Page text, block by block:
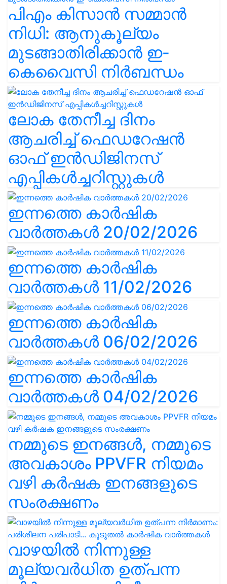
പിഎം കിസാൻ സമ്മാൻ
നിധി: ആനുകൂല്യം
മുടങ്ങാതിരിക്കാൻ ഇ-
കെവൈസി നിർബന്ധം
ലോക തേനീച്ച ദിനം
ആചരിച്ച് ഫെഡറേഷൻ
ഓഫ് ഇൻഡിജിനസ്
എപ്പികൾച്ചറിസ്റ്റുകൾ
ഇന്നത്തെ കാർഷിക
വാർത്തകൾ 20/02/2026
ഇന്നത്തെ കാർഷിക
വാർത്തകൾ 11/02/2026
ഇന്നത്തെ കാർഷിക
വാർത്തകൾ 06/02/2026
ഇന്നത്തെ കാർഷിക
വാർത്തകൾ 04/02/2026
നമ്മുടെ ഇനങ്ങൾ, നമ്മുടെ
അവകാശം PPVFR നിയമം
വഴി കർഷക ഇനങ്ങളുടെ
സംരക്ഷണം
വാഴയിൽ നിന്നുള്ള
മൂല്യവർധിത ഉത്പന്ന